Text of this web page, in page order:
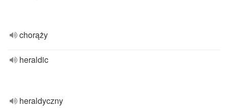
chorąży
heraldic
heraldyczny